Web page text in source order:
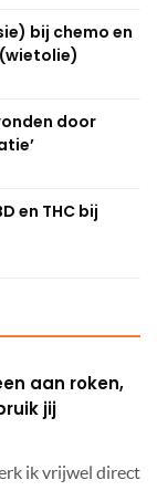
bij chemo en
door
en THC bij
aan roken,
jij
ik vrijwel direct